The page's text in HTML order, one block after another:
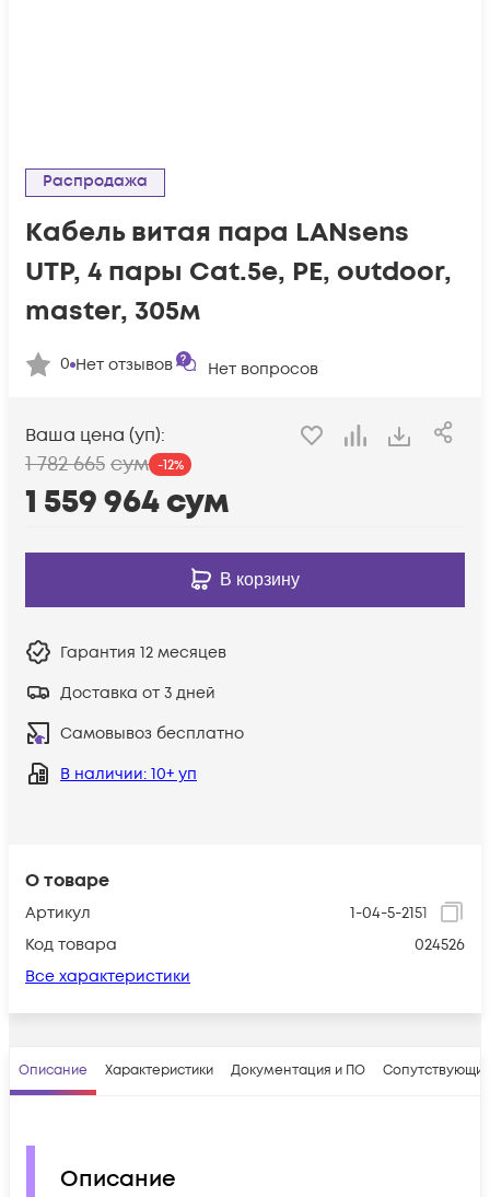
О товаре
Артикул
1-04-5-2151
Код товара
024526
Все характеристики
Распродажа
Кабель витая пара LANsens
UTP, 4 пары Cat.5e, PE, outdoor,
master, 305м
0 Нет отзывов Нет вопросов
Ваша цена (уп):
1 782 665 сум -12%
1 559 964сум
В корзину
Гарантия 12 месяцев
Доставка от 3 дней
Самовывоз бесплатно
В наличии: 10+ уп
Описание Характеристики Документация и ПО
Описание